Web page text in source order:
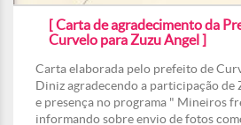
[ Carta de agradecimento da
Curvelo para Zuzu Angel ]
Carta elaborada pelo prefeito de
Diniz agradecendo a participação de
e presença no programa " Mineiros
informando sobre envio de fotos